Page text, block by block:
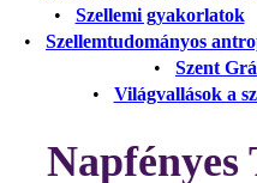
• Szellemi gyakorlatok
• Szellemtudományos
• Szent
• Világvallások a